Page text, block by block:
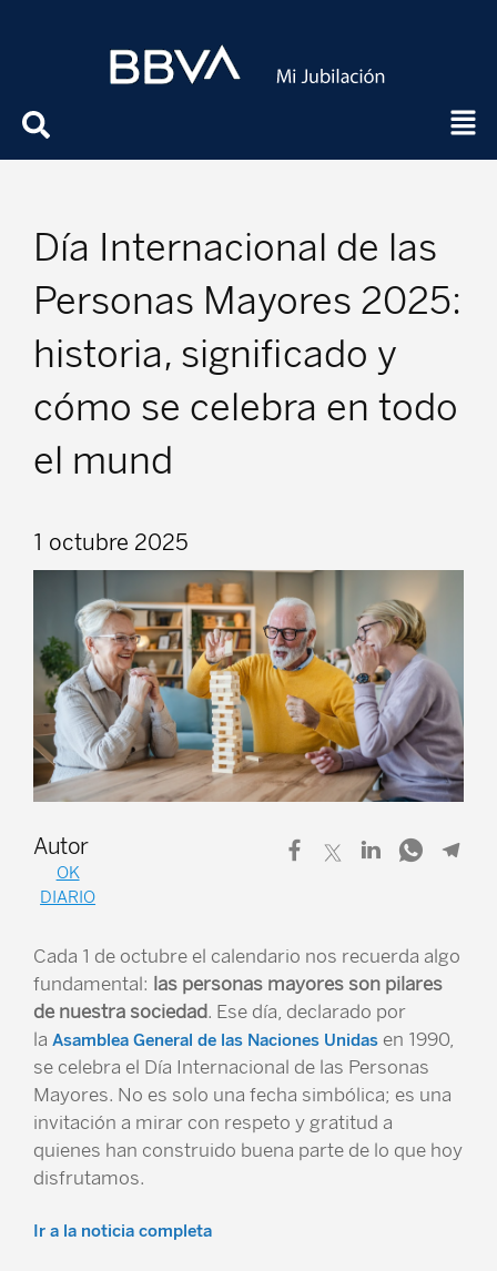
Día Internacional de las
Personas Mayores 2025:
historia, significado y
cómo se celebra en todo
el mund
1 octubre 2025
Autor
OK
DIARIO
Cada 1 de octubre el calendario nos recuerda algo
fundamental: las personas mayores son pilares
de nuestra sociedad. Ese día, declarado por
la Asamblea General de las Naciones Unidas en 1990,
se celebra el Día Internacional de las Personas
Mayores. No es solo una fecha simbólica; es una
invitación a mirar con respeto y gratitud a
quienes han construido buena parte de lo que hoy
disfrutamos.
Ir a la noticia completa